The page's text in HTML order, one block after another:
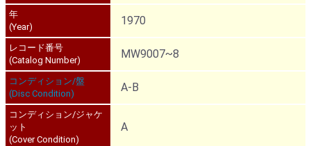
年
(Year)
1970
レコード番号
(Catalog Number)
MW9007~8
コンディション/盤
(Disc Condition)
A-B
コンディション/ジャケ
ット
(Cover Condition)
A